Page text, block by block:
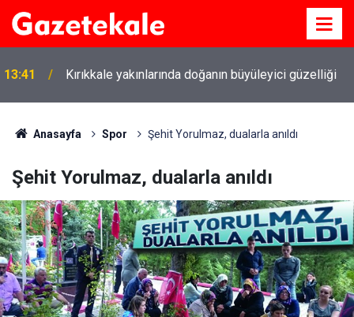
13:41 Kırıkkale yakınlarında doğanın büyüleyici güzelliği
Anasayfa Spor Şehit Yorulmaz, dualarla anıldı
Şehit Yorulmaz, dualarla anıldı